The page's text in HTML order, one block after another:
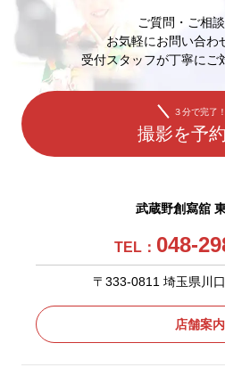
ご質問・ご相談
お気軽にお問い合わ
受付スタッフが丁寧にご
３分で完了！
撮影を予
武蔵野創寫舘
TEL： 048-
〒333-0811 埼玉県川
店舗案内